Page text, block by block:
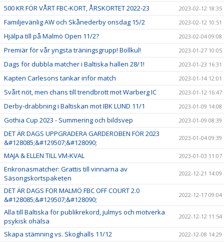
500 KR FÖR VÅRT FBC-KORT, ÅRSKORTET 2022-23 2023-02-12 18:35
Familjevänlig AW och Skånederby onsdag 15/2 2023-02-12 10:51
Hjälpa till på Malmö Open 11/2? 2023-02-04 09:08
Premiär för vår yngsta träningsgrupp! Bollkul! 2023-01-27 10:05
Dags för dubbla matcher i Baltiska hallen 28/1! 2023-01-23 16:31
Kapten Carlesons tankar inför match 2023-01-14 12:01
Svårt nöt, men chans till trendbrott mot Warberg IC 2023-01-12 16:47
Derby-drabbning i Baltiskan mot IBK LUND 11/1 2023-01-09 14:08
Gothia Cup 2023 - Summering och bildsvep 2023-01-09 08:39
DET ÄR DAGS UPPGRADERA GARDEROBEN FÖR 2023
&#128085;&#129507;&#128090;
2023-01-04 09:39
MAJA & ELLEN TILL VM-KVAL 2023-01-03 11:07
Enkronasmatcher: Grattis till vinnarna av
Säsongskortspaketen
2022-12-21 14:09
DET ÄR DAGS FÖR MALMÖ FBC OFF COURT 2.0
&#128085;&#129507;&#128090;
2022-12-17 09:04
Alla till Baltiska för publikrekord, julmys och motverka
psykisk ohälsa
2022-12-12 11:54
Skapa stämning vs. Skoghalls 11/12 2022-12-08 14:29